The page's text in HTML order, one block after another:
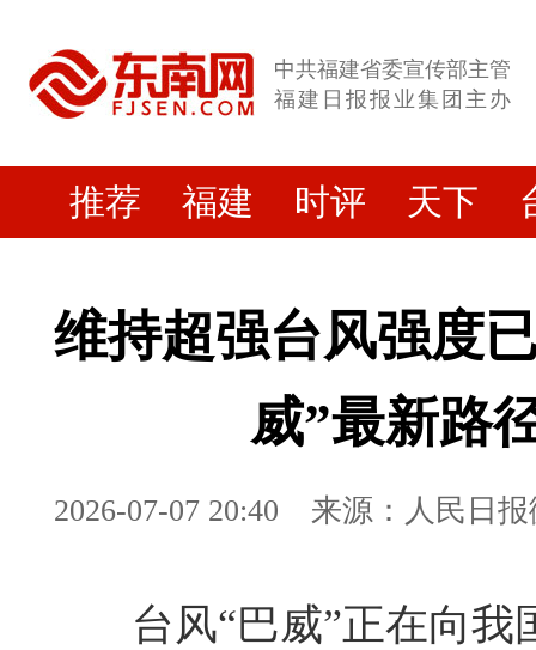
中共福建省委宣传部主管
福建日报报业集团主办
推荐 福建 时评 天下
维持超强台风强度
威”最新路
2026-07-07 20:40 来源：人民日
台风“巴威”正在向我